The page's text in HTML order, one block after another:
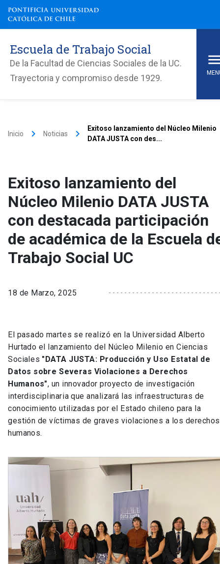
Escuela de Trabajo Social
De la Facultad de Ciencias Sociales de la UC.
Trayectoria y compromiso desde 1929.
Inicio keyboard_arrow_right Noticias keyboard_arrow_right
Exitoso lanzamiento del Núcleo Milenio
DATA JUSTA con des...
Exitoso lanzamiento del
Núcleo Milenio DATA JUSTA
con destacada participación
de académica de la Escuela
Trabajo Social UC
18 de Marzo, 2025
El pasado martes se realizó en la Universidad Alberto
Hurtado el lanzamiento del Núcleo Milenio en Ciencias
Sociales "DATA JUSTA: Producción y Uso Estatal de
Datos sobre Severas Violaciones a Derechos
Humanos", un innovador proyecto de investigación
interdisciplinaria que analizará las infraestructuras de
conocimiento utilizadas por el Estado chileno para la
gestión de víctimas de graves violaciones a los derechos
humanos.